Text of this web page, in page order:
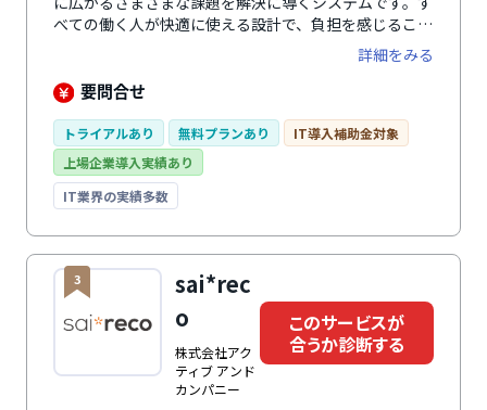
べての働く人が快適に使える設計で、負担を感じること
なく、入退社手続きや年末調整、勤怠管理、人事評価業
務など、人事・労務に関わる幅広い業務を効率化しま
す。 さらに、業務の中で自然に蓄まる正確な従業員デ
を向上。 毎日の負担を減らしながら従業員の力を引き
出し、組織の生産性向上と持続的な成果を創出する戦略
人事を実現します。
詳細をみる
要問合せ
トライアルあり 無料プランあり
IT導入補助金対象
上場企業導入実績あり
IT業界の実績多数
3
sai*rec
o
株式会社アク
ティブ アンド
カンパニー
このサービスが
合うか診断する